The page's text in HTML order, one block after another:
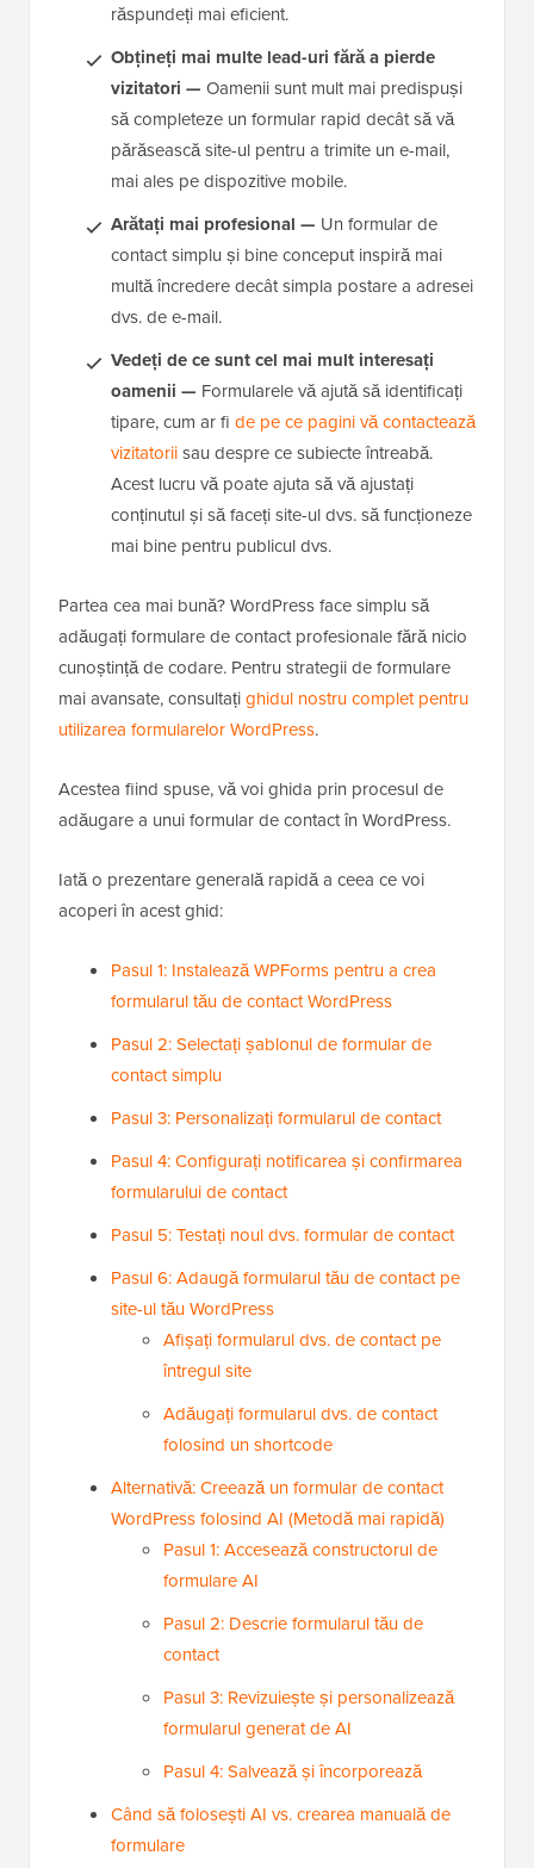
răspundeți mai eficient.
Obțineți mai multe lead-uri fără a pierde
vizitatori — Oamenii sunt mult mai predispuși
să completeze un formular rapid decât să vă
părăsească site-ul pentru a trimite un e-mail,
mai ales pe dispozitive mobile.
Arătați mai profesional — Un formular de
contact simplu și bine conceput inspiră mai
multă încredere decât simpla postare a adresei
dvs. de e-mail.
Vedeți de ce sunt cel mai mult interesați
oamenii — Formularele vă ajută să identificați
tipare, cum ar fi de pe ce pagini vă contactează
vizitatoriisau despre ce subiecte întreabă.
Acest lucru vă poate ajuta să vă ajustați
conținutul și să faceți site-ul dvs. să funcționeze
mai bine pentru publicul dvs.
Partea cea mai bună? WordPress face simplu să
adăugați formulare de contact profesionale fără nicio
cunoștință de codare. Pentru strategii de formulare
mai avansate, consultațighidul nostru complet pentru
utilizarea formularelor WordPress.
Acestea fiind spuse, vă voi ghida prin procesul de
adăugare a unui formular de contact în WordPress.
Iată o prezentare generală rapidă a ceea ce voi
acoperi în acest ghid:
Pasul 1: Instalează WPForms pentru a crea
formularul tău de contact WordPress
Pasul 2: Selectați șablonul de formular de
contact simplu
Pasul 3: Personalizați formularul de contact
Pasul 4: Configurați notificarea și confirmarea
formularului de contact
Pasul 5: Testați noul dvs. formular de contact
Pasul 6: Adaugă formularul tău de contact pe
site-ul tău WordPress
Afișați formularul dvs. de contact pe
întregul site
Adăugați formularul dvs. de contact
folosind un shortcode
Alternativă: Creează un formular de contact
WordPress folosind AI (Metodă mai rapidă)
Pasul 1: Accesează constructorul de
formulare AI
Pasul 2: Descrie formularul tău de
contact
Pasul 3: Revizuiește și personalizează
formularul generat de AI
Pasul 4: Salvează și încorporează
Când să folosești AI vs. crearea manuală de
formulare